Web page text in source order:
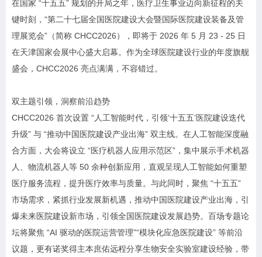
在国家 “十五五” 规划的开局之年，医疗卫生事业迈向新征程的关
键时刻，“第二十七届全国医院建设大会暨国际医院建设装备及管
理展览会”（简称 CHCC2026），即将于 2026 年 5 月 23 - 25 日
在天津国家会展中心盛大启幕。作为全球医院建设行业的年度旗舰
盛会，CHCC2026 亮点满满，不容错过。
双主题引领，洞察前沿趋势
CHCC2026 首次设置 “人工智能时代，引领‘十五五’医院建设迭代
升级” 与 “推动中国医院建设产业出海” 双主线。在人工智能深度融
合方面，大会将设立 “医疗机器人应用示范区”，集中展示手术机器
人、物流机器人等 50 余种创新应用，直观呈现人工智能如何重塑
医疗服务流程，提升医疗效率与质量。与此同时，聚焦 “十五五”
市场需求，紧抓行业发展新机遇，推动中国医院建设产业出海，引
爆未来医院建设新市场，引领全国医院建设发展趋势。百场专题论
坛将聚焦 “AI 驱动的医院运营管理”“模块化应急医院建设” 等前沿
议题，更有诺奖得主本庶佑远程分享生物安全实验室建设经验，带